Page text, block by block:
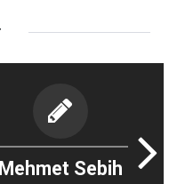
Mehmet Sebih